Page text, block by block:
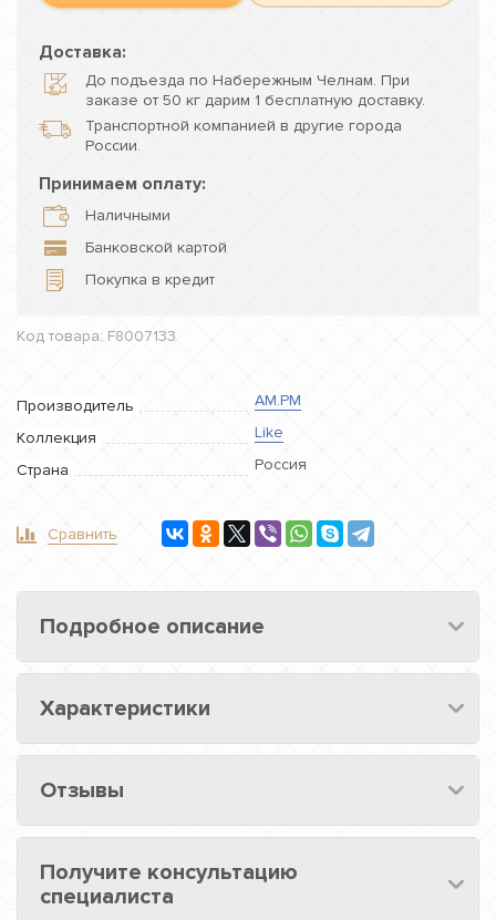
Доставка:
До подъезда по Набережным Челнам. При
заказе от 50 кг дарим 1 бесплатную доставку.
Транспортной компанией в другие города
России.
Принимаем оплату:
Наличными
Банковской картой
Покупка в кредит
Код товара: F8007133
Производитель
AM.PM
Коллекция
Like
Страна
Россия
Сравнить
Подробное описание
Характеристики
Отзывы
Получите консультацию
специалиста